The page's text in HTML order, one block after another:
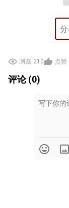
浏览 210 点赞
评论 (0)